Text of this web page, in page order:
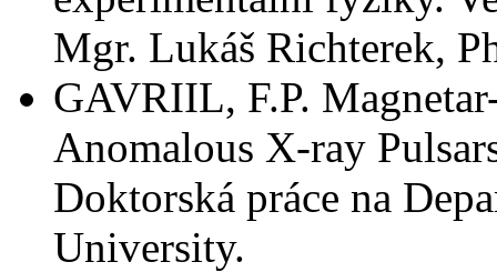
Mgr. Lukáš Richterek,
GAVRIIL, F.P.
Anomalous X-ray
Doktorská práce na
University.